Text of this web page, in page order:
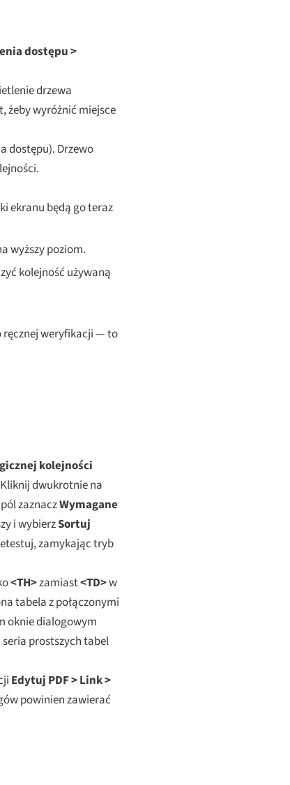
dostępu >
drzewa
żeby wyróżnić miejsce
dostępu). Drzewo
ekranu będą go teraz
wyższy poziom.
kolejność używaną
ręcznej weryfikacji — to
kolejności
dwukrotnie na
zaznaczWymagane
i wybierzSortuj
zamykając tryb
<TH>zamiast<TD>w
tabela z połączonymi
oknie dialogowym
seria prostszych tabel
Edytuj PDF > Link >
powinien zawierać